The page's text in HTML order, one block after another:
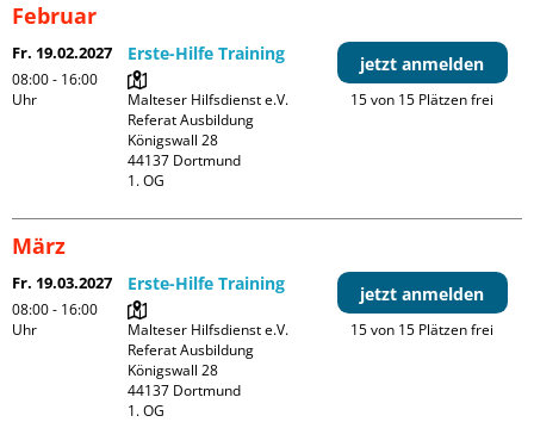
Februar
Fr. 19.02.2027
08:00 - 16:00
Uhr
Erste-Hilfe Training
Malteser Hilfsdienst e.V.
Referat Ausbildung
Königswall 28
44137 Dortmund
1. OG
jetzt anmelden
15 von 15 Plätzen frei
März
Fr. 19.03.2027
08:00 - 16:00
Uhr
Erste-Hilfe Training
Malteser Hilfsdienst e.V.
Referat Ausbildung
Königswall 28
44137 Dortmund
1. OG
jetzt anmelden
15 von 15 Plätzen frei